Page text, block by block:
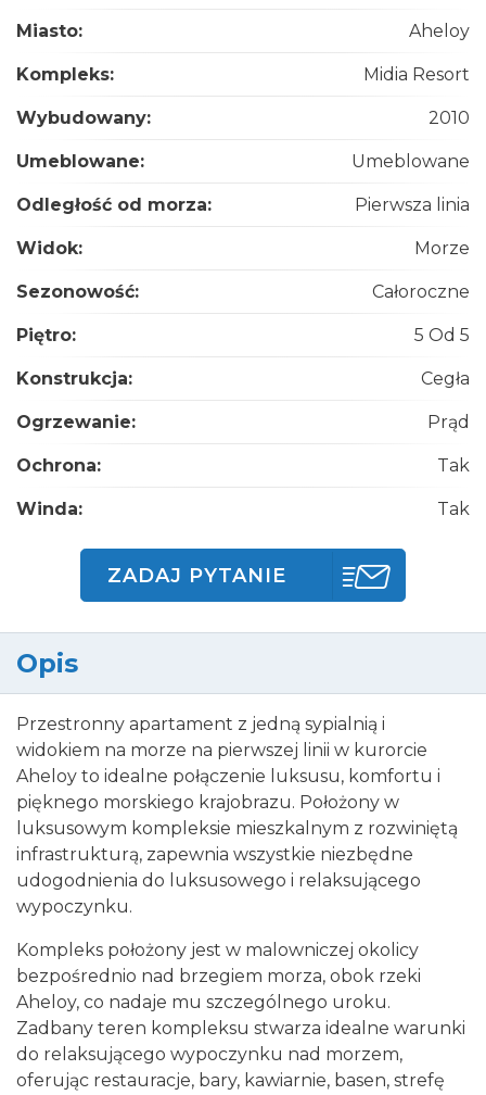
Miasto: Aheloy
Kompleks: Midia Resort
Wybudowany: 2010
Umeblowane: Umeblowane
Odległość od morza: Pierwsza linia
Widok: Morze
Sezonowość: Całoroczne
Piętro: 5 Od 5
Konstrukcja: Cegła
Ogrzewanie: Prąd
Ochrona: Tak
Winda: Tak
ZADAJ PYTANIE
Opis
Przestronny apartament z jedną sypialnią i
widokiem na morze na pierwszej linii w kurorcie
Aheloy to idealne połączenie luksusu, komfortu i
pięknego morskiego krajobrazu. Położony w
luksusowym kompleksie mieszkalnym z rozwiniętą
infrastrukturą, zapewnia wszystkie niezbędne
udogodnienia do luksusowego i relaksującego
wypoczynku.
Kompleks położony jest w malowniczej okolicy
bezpośrednio nad brzegiem morza, obok rzeki
Aheloy, co nadaje mu szczególnego uroku.
Zadbany teren kompleksu stwarza idealne warunki
do relaksującego wypoczynku nad morzem,
oferując restauracje, bary, kawiarnie, basen, strefę